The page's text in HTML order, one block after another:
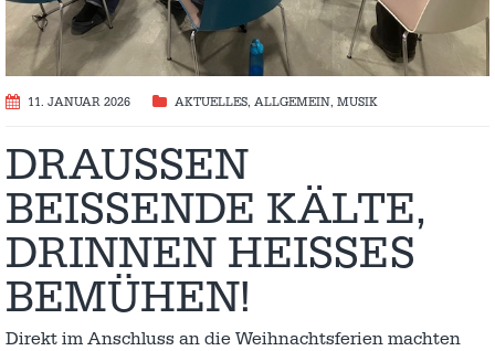
11. JANUAR 2026 AKTUELLES, ALLGEMEIN, MUSIK
DRAUSSEN B
EISSENDE KÄLTE, DR
INNEN HEISSES BEM
ÜHEN!
Direkt im Anschluss an die Weihnachtsferien machten